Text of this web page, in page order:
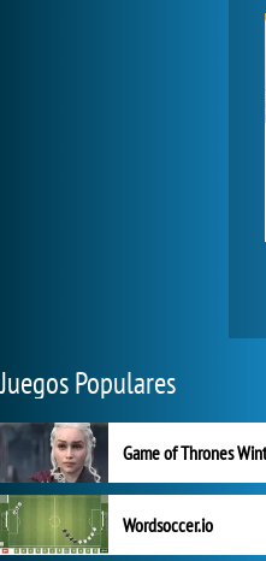
Juegos Populares
Wordsoccer.io